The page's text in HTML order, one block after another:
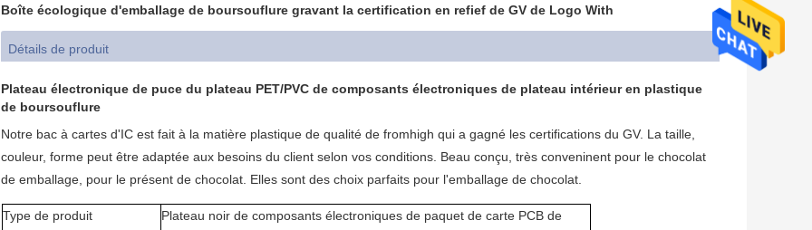
Boîte écologique d'emballage de boursouflure gravant la certification en refief de GV de Logo With
Détails de produit
Plateau électronique de puce du plateau PET/PVC de composants électroniques de plateau intérieur en plastique
de boursouflure
Notre bac à cartes d'IC est fait à la matière plastique de qualité de fromhigh qui a gagné les certifications du GV. La taille,
couleur, forme peut être adaptée aux besoins du client selon vos conditions. Beau conçu, très conveninent pour le chocolat
de emballage, pour le présent de chocolat. Elles sont des choix parfaits pour l'emballage de chocolat.
Type de produit
Plateau noir de composants électroniques de paquet de carte PCB de